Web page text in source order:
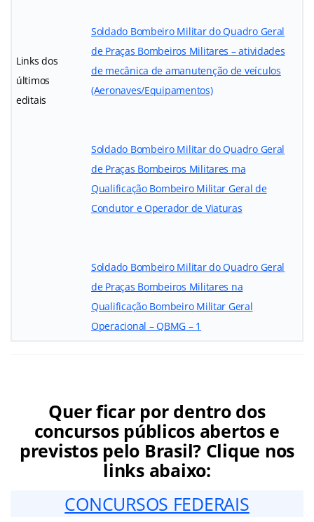
Links dos
últimos
editais
Soldado Bombeiro Militar do Quadro Geral
de Praças Bombeiros Militares – atividades
de mecânica de amanutenção de veículos
(Aeronaves/Equipamentos)
Soldado Bombeiro Militar do Quadro Geral
de Praças Bombeiros Militares ma
Qualificação Bombeiro Militar Geral de
Condutor e Operador de Viaturas
Soldado Bombeiro Militar do Quadro Geral
de Praças Bombeiros Militares na
Qualificação Bombeiro Militar Geral
Operacional – QBMG – 1
Quer ficar por dentro dos
concursos públicos abertos e
previstos pelo Brasil? Clique nos
links abaixo:
CONCURSOS FEDERAIS